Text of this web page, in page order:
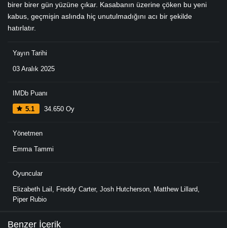
birer birer gün yüzüne çıkar. Kasabanın üzerine çöken bu yeni
kabus, geçmişin aslında hiç unutulmadığını acı bir şekilde
hatırlatır.
Yayın Tarihi
03 Aralık 2025
IMDb Puanı
5.1 34.650 Oy
Yönetmen
Emma Tammi
Oyuncular
Elizabeth Lail , Freddy Carter, Josh Hutcherson, Matthew Lillard,
Piper Rubio
Benzer İçerik